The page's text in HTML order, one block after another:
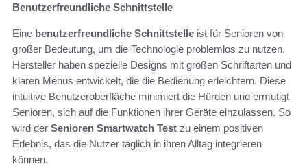
Benutzerfreundliche Schnittstelle
Eine benutzerfreundliche Schnittstelle ist für Senioren von
großer Bedeutung, um die Technologie problemlos zu nutzen.
Hersteller haben spezielle Designs mit großen Schriftarten und
klaren Menüs entwickelt, die die Bedienung erleichtern. Diese
intuitive Benutzeroberfläche minimiert die Hürden und ermutigt
Senioren, sich auf die Funktionen ihrer Geräte einzulassen. So
wird der Senioren Smartwatch Test zu einem positiven
Erlebnis, das die Nutzer täglich in ihren Alltag integrieren
können.